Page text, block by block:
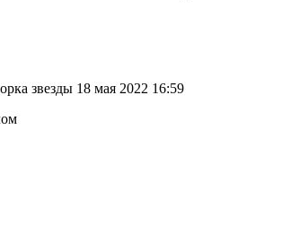
звезды 18 мая 2022 16:59